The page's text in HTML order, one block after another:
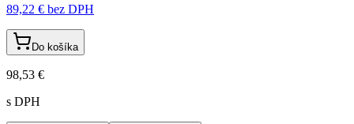
89,22 € bez DPH
Do košíka
98,53 €
s DPH